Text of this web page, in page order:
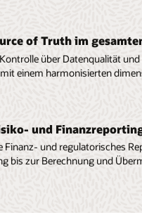
of Truth im
über Datenqualität
einem harmonisierten
und
Finanz- und regulatorisches
bis zur Berechnung und